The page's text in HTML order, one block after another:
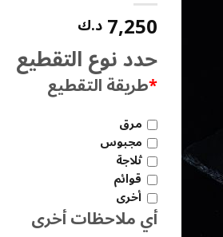
7,250د.ك
حدد نوع التقطيع
*طريقة التقطيع
مرق
مجبوس
ثلاجة
قوائم
أخرى
أي ملاحظات أخرى